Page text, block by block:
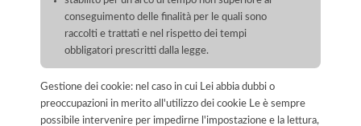
conseguimento delle finalità per le quali sono
raccolti e trattati e nel rispetto dei tempi
obbligatori prescritti dalla legge.
Gestione dei cookie: nel caso in cui Lei abbia dubbi o
preoccupazioni in merito all'utilizzo dei cookie Le è sempre
possibile intervenire per impedirne l'impostazione e la lettura,